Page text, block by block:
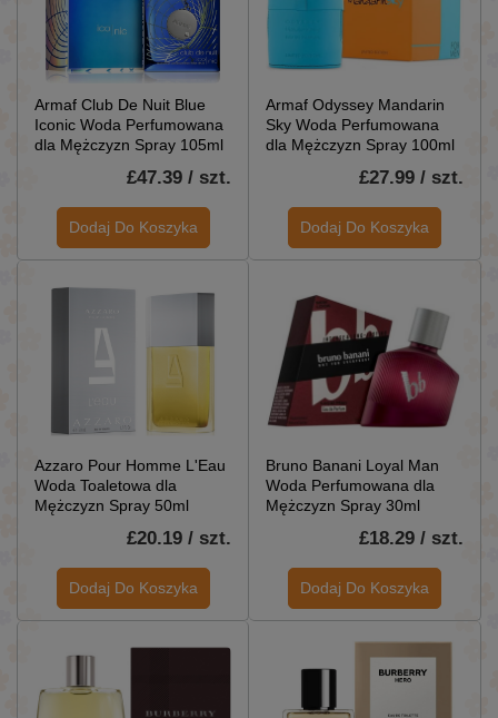
Armaf Club De Nuit Blue
Iconic Woda Perfumowana
dla Mężczyzn Spray 105ml
£47.39 / szt.
Dodaj Do Koszyka
Armaf Odyssey Mandarin
Sky Woda Perfumowana
dla Mężczyzn Spray 100ml
£27.99 / szt.
Dodaj Do Koszyka
Azzaro Pour Homme L'Eau
Woda Toaletowa dla
Mężczyzn Spray 50ml
£20.19 / szt.
Dodaj Do Koszyka
Bruno Banani Loyal Man
Woda Perfumowana dla
Mężczyzn Spray 30ml
£18.29 / szt.
Dodaj Do Koszyka